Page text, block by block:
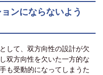
ンにならないよう
して、双方向性の設計が欠
双方向性を欠いた一方的な
も受動的になってしまうた